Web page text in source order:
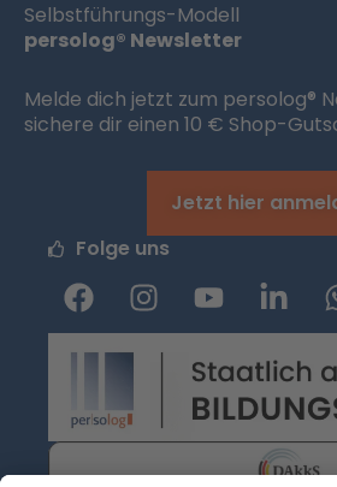
Selbstführungs-Modell
persolog® Newsletter
Melde dich jetzt zum persolog®
sichere dir einen 10 € Shop-
Jetzt hier
Folge uns
F
a
c
b
o
I
n
s
g
Y
o
u
t
u
b
L
i
n
k
e
d
i